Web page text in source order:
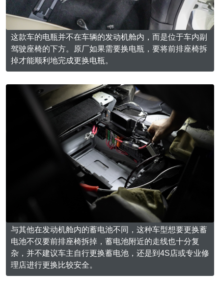
这款车的电瓶并不在车辆的发动机舱内，而是位于车内副
驾驶座椅的下方。原厂如果需要换电瓶，要将前排座椅拆
掉才能顺利地完成更换电瓶。
与其他在发动机舱内的蓄电池不同，这种车型想要更换蓄
电池不仅要前排座椅拆掉，蓄电池附近的走线也十分复
杂，并不建议车主自行更换蓄电池，还是到4S店或专业修
理店进行更换比较安全。